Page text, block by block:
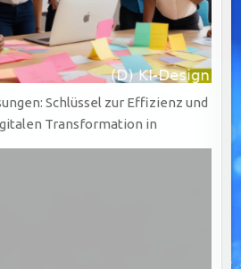
Schlüssel zur Effizienz und
Transformation in